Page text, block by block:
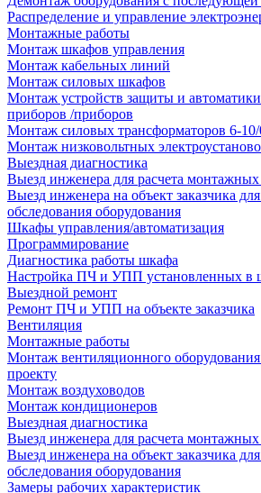
Распределение и управление
Монтажные работы
Монтаж шкафов управления
Монтаж кабельных линий
Монтаж силовых шкафов
Монтаж устройств защиты и
приборов /приборов
Монтаж силовых трансформаторов 6-
Монтаж низковольтных
Выездная диагностика
Выезд инженера для расчета монтажных
Выезд инженера на объект заказчика
обследования оборудования
Шкафы управления/автоматизация
Программирование
Диагностика работы шкафа
Настройка ПЧ и УПП установленных в
Выездной ремонт
Ремонт ПЧ и УПП на объекте заказчика
Вентиляция
Монтажные работы
Монтаж вентиляционного
проекту
Монтаж воздуховодов
Монтаж кондиционеров
Выездная диагностика
Выезд инженера для расчета монтажных
Выезд инженера на объект заказчика
обследования оборудования
Замеры рабочих характеристик